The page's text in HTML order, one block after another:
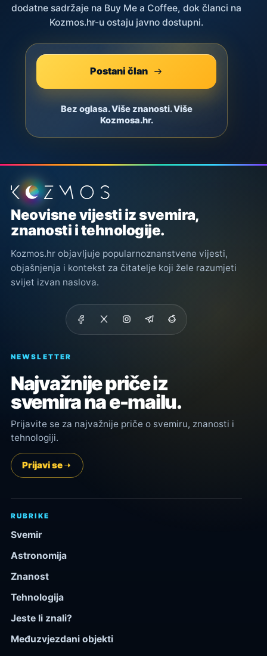
dodatne sadržaje na Buy Me a Coffee, dok članci na
Kozmos.hr-u ostaju javno dostupni.
Postani član
Bez oglasa. Više znanosti. Više
Kozmosa.hr.
Podnožje stranice
Neovisne vijesti iz svemira,
znanosti i tehnologije.
Kozmos.hr objavljuje popularnoznanstvene vijesti,
objašnjenja i kontekst za čitatelje koji žele razumjeti
svijet izvan naslova.
NEWSLETTER
Najvažnije priče iz
svemira na e-mailu.
Prijavite se za najvažnije priče o svemiru, znanosti i
tehnologiji.
Prijavi se
RUBRIKE
Svemir
Astronomija
Znanost
Tehnologija
Jeste li znali?
Međuzvjezdani objekti